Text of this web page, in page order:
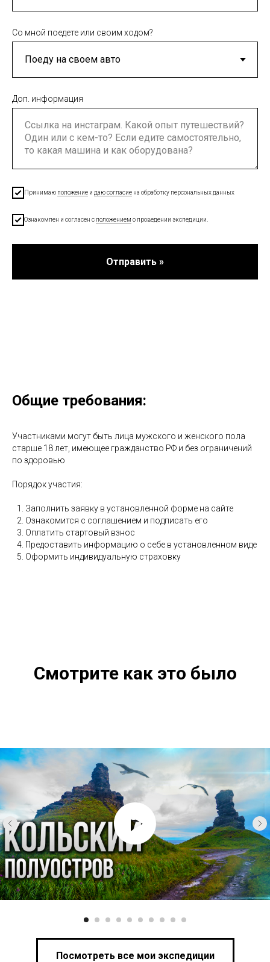
Со мной поедете или своим ходом?
Доп. информация
Принимаю положение и даю согласие на обработку персональных данных
Ознакомлен и согласен с положением о проведении экспедиции.
Отправить »
Общие требования:
Участниками могут быть лица мужского и женского пола
старше 18 лет, имеющее гражданство РФ и без ограничений
по здоровью
Порядок участия:
Заполнить заявку в установленной форме на сайте
Ознакомится с соглашением и подписать его
Оплатить стартовый взнос
Предоставить информацию о себе в установленном виде
Оформить индивидуальную страховку
Смотрите как это было
Посмотреть все мои экспедиции